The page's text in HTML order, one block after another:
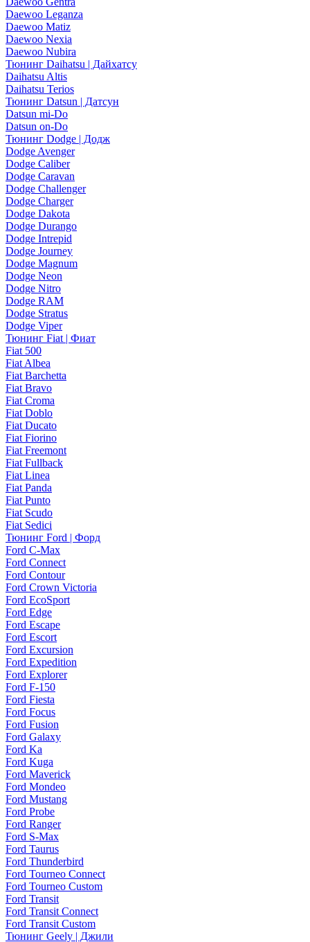
Daewoo Leganza
Daewoo Matiz
Daewoo Nexia
Daewoo Nubira
Тюнинг Daihatsu | Дайхатсу
Daihatsu Altis
Daihatsu Terios
Тюнинг Datsun | Датсун
Datsun mi-Do
Datsun on-Do
Тюнинг Dodge | Додж
Dodge Avenger
Dodge Caliber
Dodge Caravan
Dodge Challenger
Dodge Charger
Dodge Dakota
Dodge Durango
Dodge Intrepid
Dodge Journey
Dodge Magnum
Dodge Neon
Dodge Nitro
Dodge RAM
Dodge Stratus
Dodge Viper
Тюнинг Fiat | Фиат
Fiat 500
Fiat Albea
Fiat Barchetta
Fiat Bravo
Fiat Croma
Fiat Doblo
Fiat Ducato
Fiat Fiorino
Fiat Freemont
Fiat Fullback
Fiat Linea
Fiat Panda
Fiat Punto
Fiat Scudo
Fiat Sedici
Тюнинг Ford | Форд
Ford C-Max
Ford Connect
Ford Contour
Ford Crown Victoria
Ford EcoSport
Ford Edge
Ford Escape
Ford Escort
Ford Excursion
Ford Expedition
Ford Explorer
Ford F-150
Ford Fiesta
Ford Focus
Ford Fusion
Ford Galaxy
Ford Ka
Ford Kuga
Ford Maverick
Ford Mondeo
Ford Mustang
Ford Probe
Ford Ranger
Ford S-Max
Ford Taurus
Ford Thunderbird
Ford Tourneo Connect
Ford Tourneo Custom
Ford Transit
Ford Transit Connect
Ford Transit Custom
Тюнинг Geely | Джили